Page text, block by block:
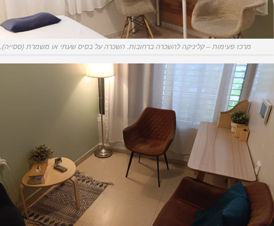
מרכז פעימות – קליניקה להשכרה ברחובות. השכרה על בסיס שעתי או משמרת (ססייה).